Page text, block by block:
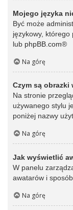
Mojego języka
Być może
językowy,
lub phpBB.com®
Na górę
Czym są
Na stronie
używanego stylu
poniżej nazwy
Na górę
Jak wyświetlić
W panelu
awatarów i
Na górę